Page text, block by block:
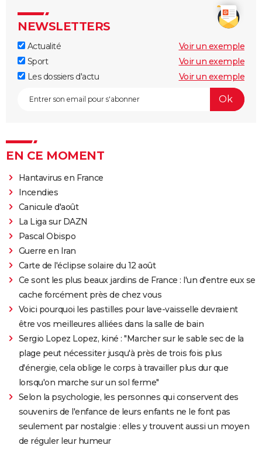
NEWSLETTERS
Actualité
Voir un exemple
Sport
Voir un exemple
Les dossiers d'actu
Voir un exemple
EN CE MOMENT
Hantavirus en France
Incendies
Canicule d'août
La Liga sur DAZN
Pascal Obispo
Guerre en Iran
Carte de l'éclipse solaire du 12 août
Ce sont les plus beaux jardins de France : l'un d'entre eux se
cache forcément près de chez vous
Voici pourquoi les pastilles pour lave-vaisselle devraient
être vos meilleures alliées dans la salle de bain
Sergio Lopez Lopez, kiné : "Marcher sur le sable sec de la
plage peut nécessiter jusqu'à près de trois fois plus
d'énergie, cela oblige le corps à travailler plus dur que
lorsqu'on marche sur un sol ferme"
Selon la psychologie, les personnes qui conservent des
souvenirs de l'enfance de leurs enfants ne le font pas
seulement par nostalgie : elles y trouvent aussi un moyen
de réguler leur humeur